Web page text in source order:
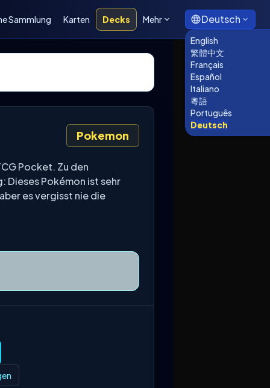
Sammlung Karten Decks Mehr Deutsch
English
繁體中文
Français
Español
Italiano
粵語
Português
Deutsch
Pokemon
Pocket. Zu den
Dieses Pokémon ist sehr
es vergisst nie die